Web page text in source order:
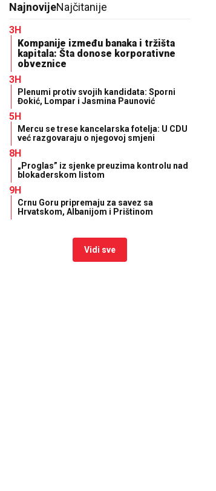
NajnovijeNajčitanije
3H
Kompanije između banaka i tržišta
kapitala: Šta donose korporativne
obveznice
3H
Plenumi protiv svojih kandidata: Sporni
Đokić, Lompar i Jasmina Paunović
5H
Mercu se trese kancelarska fotelja: U CDU
već razgovaraju o njegovoj smjeni
8H
„Proglas” iz sjenke preuzima kontrolu nad
blokaderskom listom
9H
Crnu Goru pripremaju za savez sa
Hrvatskom, Albanijom i Prištinom
Vidi sve